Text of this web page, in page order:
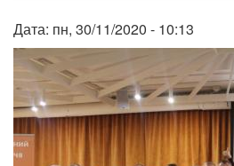
Дата: пн, 30/11/2020 - 10:13